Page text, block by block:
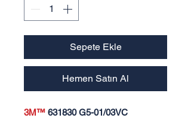
Sepete Ekle
Hemen Satın Al
3M™ 631830 G5-01/03VC